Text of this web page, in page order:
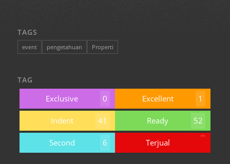
TAGS
event pengetahuan Properti
TAG
Exclusive 0 Excellent 1
Indent 41 Ready 52
Second 6 Terjual